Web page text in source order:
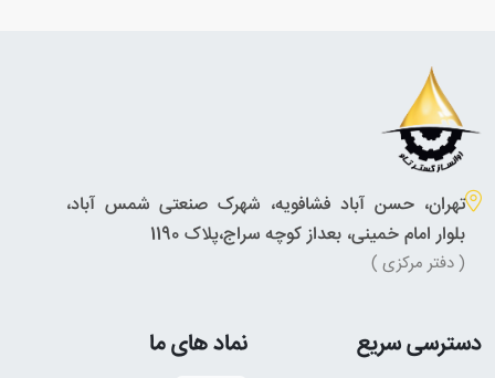
تهران، حسن آباد فشافویه، شهرک صنعتی شمس آباد،
بلوار امام خمینی، بعداز کوچه سراج،پلاک 1190
( دفتر مرکزی )
دسترسی سریع نماد های ما